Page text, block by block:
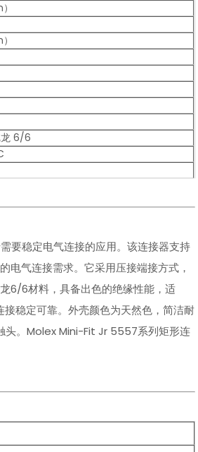
龙 6/6
要稳定电气连接的应用。该连接器支持
气连接需求。它采用压接端接方式，
6/6材料，具备出色的绝缘性能，适
稳定可靠。外壳颜色为天然色，简洁耐
头。Molex Mini-Fit Jr 5557系列矩形连